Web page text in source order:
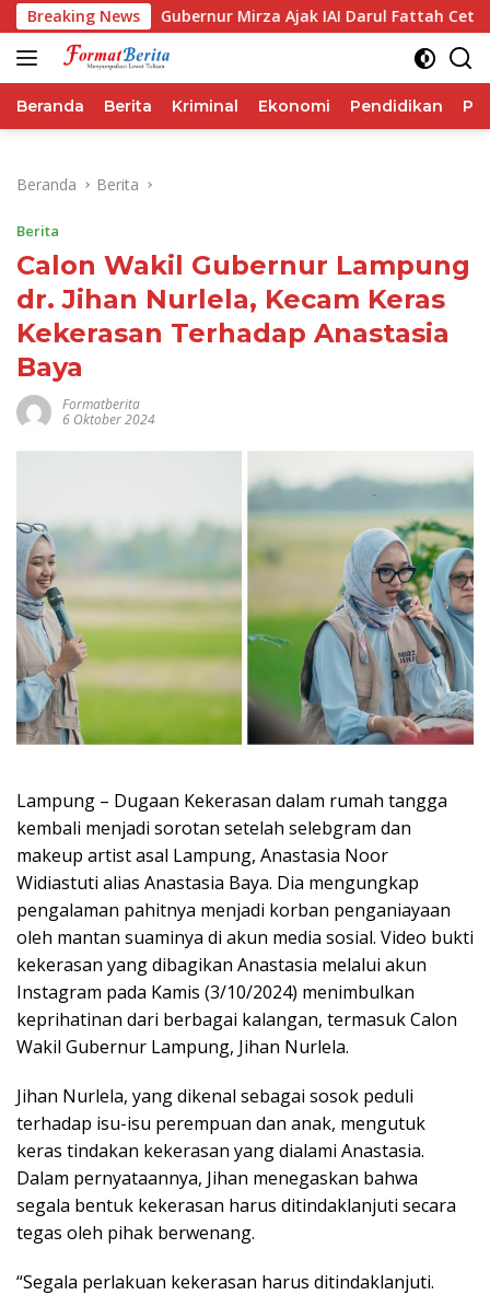
Langsung
ke
konten
Breaking News
Gubernur Mirza Ajak IAI Darul Fattah Cetak SDM
Beranda Berita Kriminal Ekonomi Pendidikan
Beranda Berita
Berita
Calon Wakil Gubernur Lampung
dr. Jihan Nurlela, Kecam Keras
Kekerasan Terhadap Anastasia
Baya
Formatberita
6 Oktober 2024
Lampung – Dugaan Kekerasan dalam rumah tangga
kembali menjadi sorotan setelah selebgram dan
makeup artist asal Lampung, Anastasia Noor
Widiastuti alias Anastasia Baya. Dia mengungkap
pengalaman pahitnya menjadi korban penganiayaan
oleh mantan suaminya di akun media sosial. Video bukti
kekerasan yang dibagikan Anastasia melalui akun
Instagram pada Kamis (3/10/2024) menimbulkan
keprihatinan dari berbagai kalangan, termasuk Calon
Wakil Gubernur Lampung, Jihan Nurlela.
Jihan Nurlela, yang dikenal sebagai sosok peduli
terhadap isu-isu perempuan dan anak, mengutuk
keras tindakan kekerasan yang dialami Anastasia.
Dalam pernyataannya, Jihan menegaskan bahwa
segala bentuk kekerasan harus ditindaklanjuti secara
tegas oleh pihak berwenang.
“Segala perlakuan kekerasan harus ditindaklanjuti.